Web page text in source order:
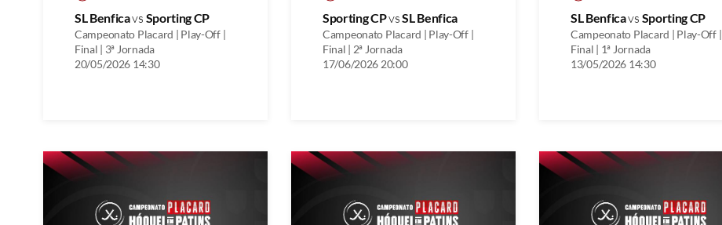
SL Benficavs Sporting CP
Campeonato Placard | Play-Off |
Final | 3ª Jornada
20/05/2026 14:30
Sporting CPvsSL Benfica
Campeonato Placard | Play-Off |
Final | 2ª Jornada
17/06/2026 20:00
SL Benficavs Sporting CP
Campeonato Placard | Play-Off |
Final | 1ª Jornada
13/05/2026 14:30